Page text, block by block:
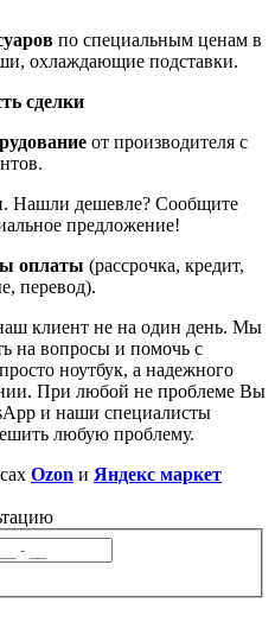
по специальным ценам в
охлаждающие подставки.
сделки
от производителя с
. Нашли дешевле? Сообщите
предложение!
оплаты (рассрочка, кредит,
перевод).
клиент не на один день. Мы
на вопросы и помочь с
ноутбук, а надежного
При любой не проблеме Вы
и наши специалисты
любую проблему.
Ozon и Яндекс маркет